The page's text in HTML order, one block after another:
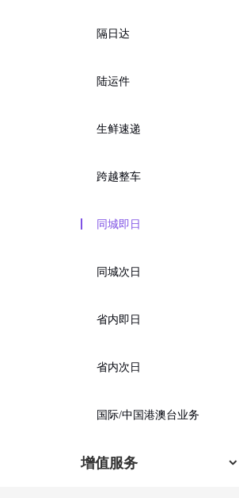
隔日达
陆运件
生鲜速递
跨越整车
同城即日
同城次日
省内即日
省内次日
国际/中国港澳台业务
增值服务